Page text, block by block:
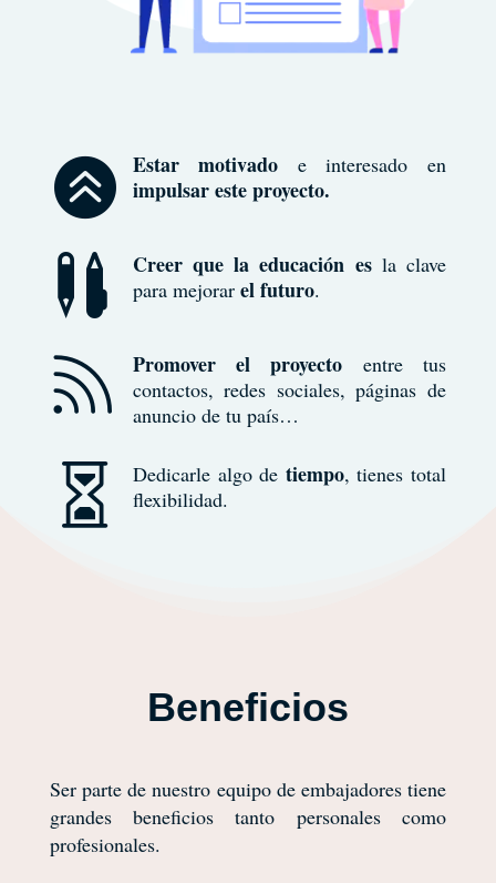
 Estar motivado e interesado en
impulsar este proyecto.
 Creer que la educación es la clave
para mejorar el futuro.
 Promover el proyecto entre tus
contactos, redes sociales, páginas de
anuncio de tu país…
 Dedicarle algo de tiempo, tienes total
flexibilidad.
Beneficios
Ser parte de nuestro equipo de embajadores tiene
grandes beneficios tanto personales como
profesionales.